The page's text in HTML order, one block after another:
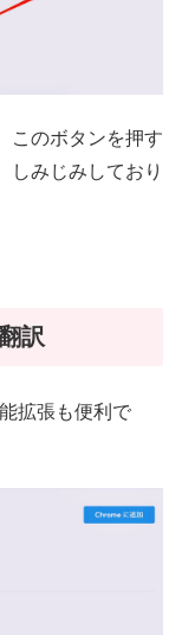
このボタンを押す
しみじみしており
訳
拡張も便利で